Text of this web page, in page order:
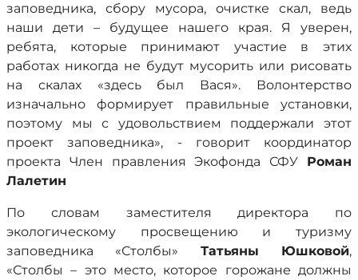
заповедника, сбору мусора, очистке скал, ведь
наши дети – будущее нашего края. Я уверен,
ребята, которые принимают участие в этих
работах никогда не будут мусорить или рисовать
на скалах «здесь был Вася». Волонтерство
изначально формирует правильные установки,
поэтому мы с удовольствием поддержали этот
проект заповедника», - говорит координатор
проекта Член правления Экофонда СФУ Роман
Лалетин
По словам заместителя директора по
экологическому просвещению и туризму
заповедника «Столбы» Татьяны Юшковой,
«Столбы – это место, которое горожане должны